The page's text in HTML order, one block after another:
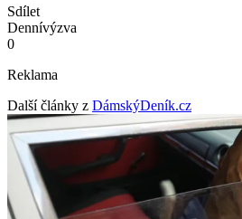
Sdílet
Dennívýzva
0
Reklama
Další články z DámskýDeník.cz